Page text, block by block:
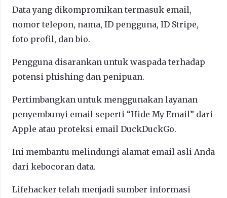
Data yang dikompromikan termasuk email,
nomor telepon, nama, ID pengguna, ID Stripe,
foto profil, dan bio.
Pengguna disarankan untuk waspada terhadap
potensi phishing dan penipuan.
Pertimbangkan untuk menggunakan layanan
penyembunyi email seperti “Hide My Email” dari
Apple atau proteksi email DuckDuckGo.
Ini membantu melindungi alamat email asli Anda
dari kebocoran data.
Lifehacker telah menjadi sumber informasi